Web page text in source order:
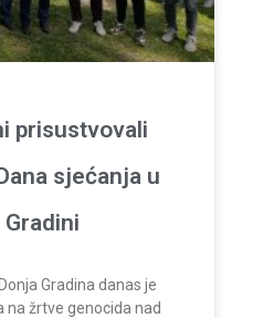
prisustvovali
sjećanja u
Gradina danas je
na žrtve genocida nad